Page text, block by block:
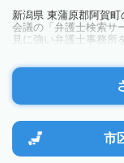
新潟県 東蒲原郡阿賀
会議の「弁護士検索サ
見に強い弁護士事務所
お悩みを抱えている方
市